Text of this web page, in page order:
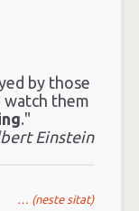
by those
them
."
Einstein
… (neste sitat)